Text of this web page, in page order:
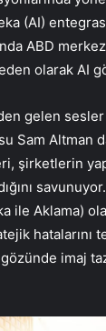
(AI)
ABD
olarak AI
gelen
Sam Altman
şirketlerin
ile Aklama)
hatalarını
gözünde imaj